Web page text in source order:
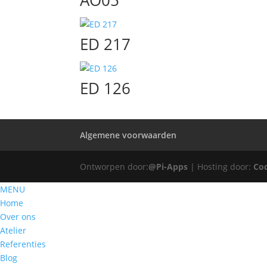
ED 217
ED 126
Algemene voorwaarden
Ontworpen door:@Pi-Apps | Hosting door:
MENU
Home
Over ons
Atelier
Referenties
Blog